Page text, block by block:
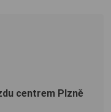
centrem Plzně